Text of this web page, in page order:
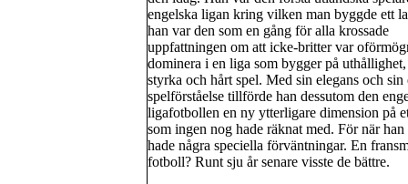
engelska ligan kring vilken man byggde ett
han var den som en gång för alla krossade
uppfattningen om att icke-britter var
dominera i en liga som bygger på
styrka och hårt spel. Med sin elegans och sin
spelförståelse tillförde han dessutom den
ligafotbollen en ny ytterligare dimension på
som ingen nog hade räknat med. För när
hade några speciella förväntningar. En
fotboll? Runt sju år senare visste de bättre.